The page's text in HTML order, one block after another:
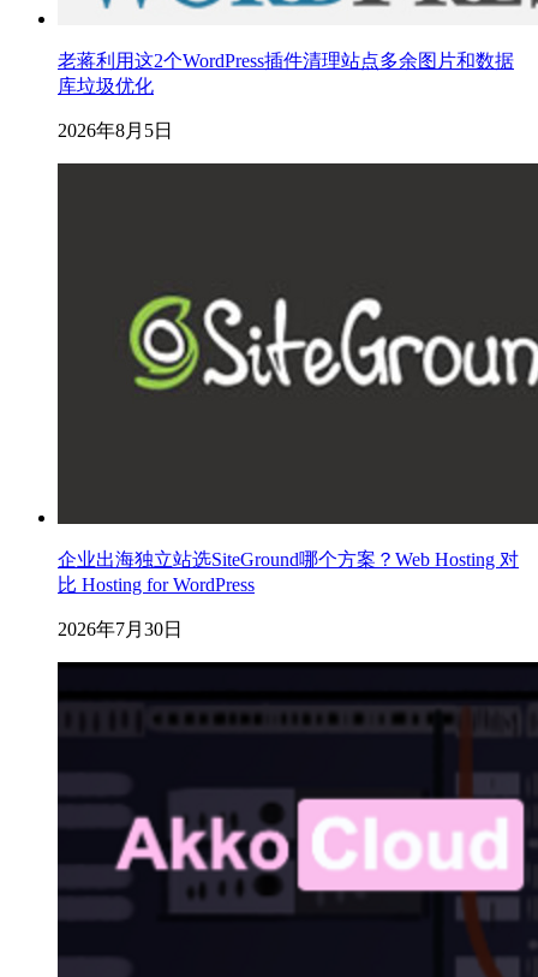
老蒋利用这2个WordPress插件清理站点多余图片和数据
库垃圾优化
2026年8月5日
企业出海独立站选SiteGround哪个方案？Web Hosting 对
比 Hosting for WordPress
2026年7月30日